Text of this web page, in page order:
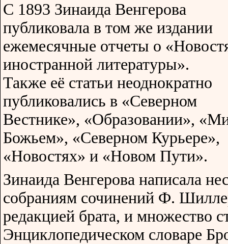
С 1893 Зинаида Венгерова
публиковала в том же издании
ежемесячные отчеты о
иностранной литературы».
Также её статьи неоднократно
публиковались в «Северном
Вестнике», «Образовании»,
Божьем», «Северном Курьере»,
«Новостях» и «Новом Пути».
Зинаида Венгерова написала
собраниям сочинений Ф.
редакцией брата, и множество
Энциклопедическом словаре